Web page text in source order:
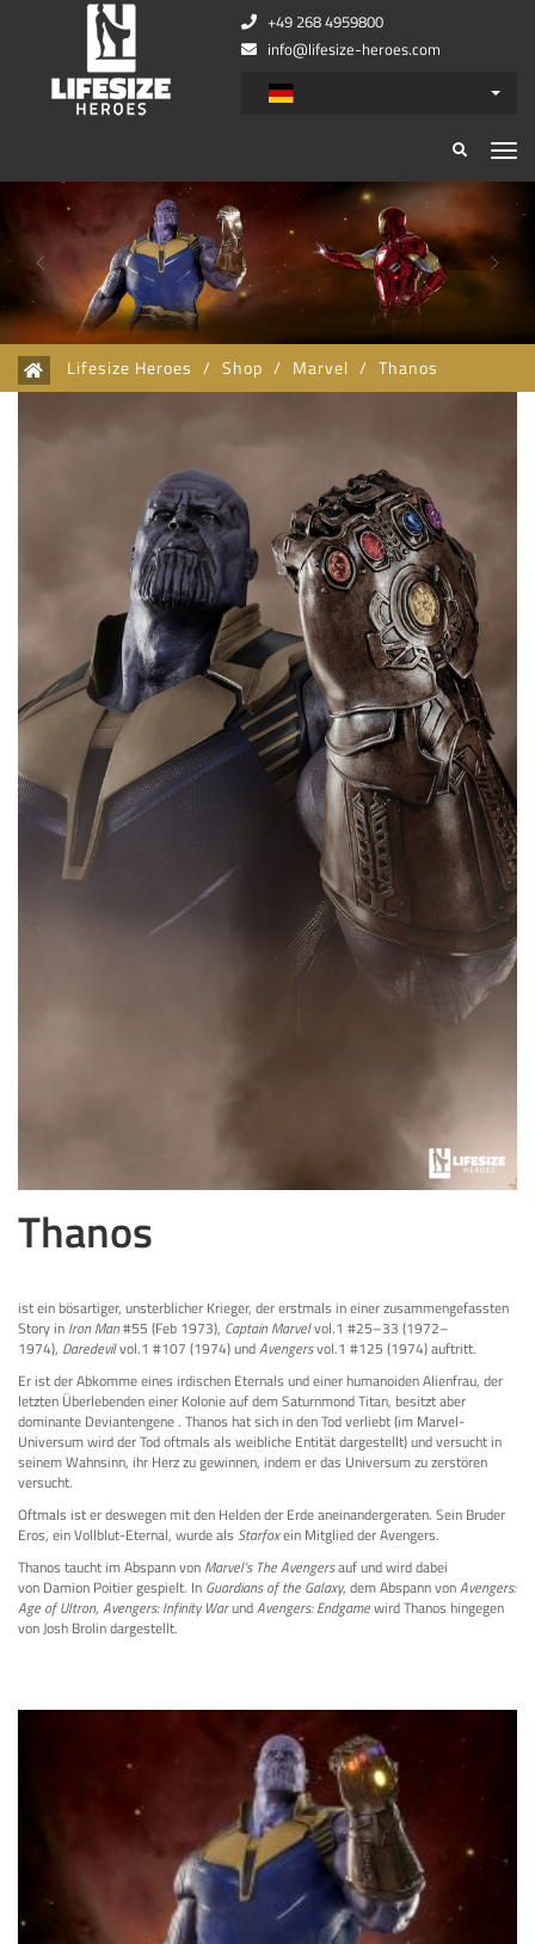
+49 268 4959800
info@lifesize-heroes.com
Zurück
Lifesize Heroes / Shop / Marvel / Thanos
Thanos
ist ein bösartiger, unsterblicher Krieger, der erstmals in einer zusammengefassten
Story in Iron Man#55 (Feb 1973), Captain Marvelvol.1 #25–33 (1972–
1974), Daredevilvol.1 #107 (1974) undAvengersvol.1 #125 (1974) auftritt.
Er ist der Abkomme eines irdischen Eternals und einer humanoiden Alienfrau, der
letzten Überlebenden einer Kolonie auf dem Saturnmond Titan, besitzt aber
dominante Deviantengene . Thanos hat sich in den Tod verliebt (im Marvel-
Universum wird der Tod oftmals als weibliche Entität dargestellt) und versucht in
seinem Wahnsinn, ihr Herz zu gewinnen, indem er das Universum zu zerstören
versucht.
Oftmals ist er deswegen mit den Helden der Erde aneinandergeraten. Sein Bruder
Eros, ein Vollblut-Eternal, wurde als Starfoxein Mitglied der Avengers.
Thanos taucht im Abspann von Marvel’s The Avengersauf und wird dabei
von Damion Poitier gespielt. In Guardians of the Galaxy, dem Abspann vonAvengers:
Age of Ultron, Avengers: Infinity WarundAvengers: Endgamewird Thanos hingegen
von Josh Brolin dargestellt.